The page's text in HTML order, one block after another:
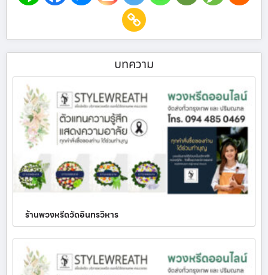
บทความ
ร้านพวงหรีดวัดอินทรวิหาร